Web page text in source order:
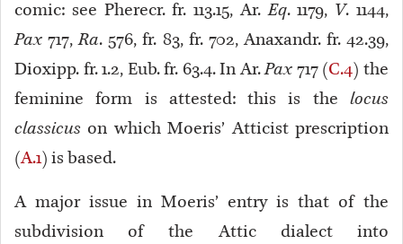
comic: see Pherecr. fr. 113.15, Ar.Eq. 1179, V. 1144,
Pax 717,Ra. 576, fr. 83, fr. 702, Anaxandr. fr. 42.39,
Dioxipp. fr. 1.2, Eub. fr. 63.4. In Ar.Pax 717 (C.4) the
feminine form is attested: this is the locus
classicus on which Moeris’ Atticist prescription
(A.1) is based.
A major issue in Moeris’ entry is that of the
subdivision of the Attic dialect into